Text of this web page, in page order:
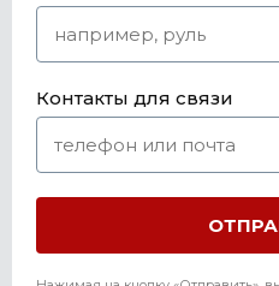
Контакты для связи